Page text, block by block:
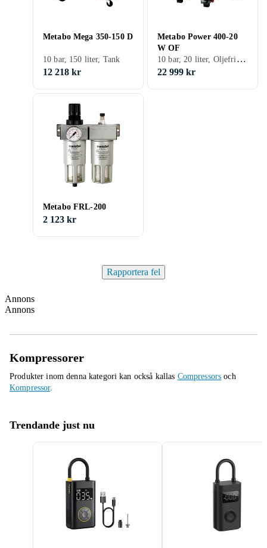
Metabo Mega 350-150 D
10 bar, 150 liter, Tank
12 218 kr
Metabo Power 400-20
W OF
10 bar, 20 liter, Oljefri, Tank
22 999 kr
Metabo FRL-200
2 123 kr
Rapportera fel
Annons
Annons
Kompressorer
Produkter inom denna kategori kan också kallas Compressors och
Kompressor.
Trendande just nu